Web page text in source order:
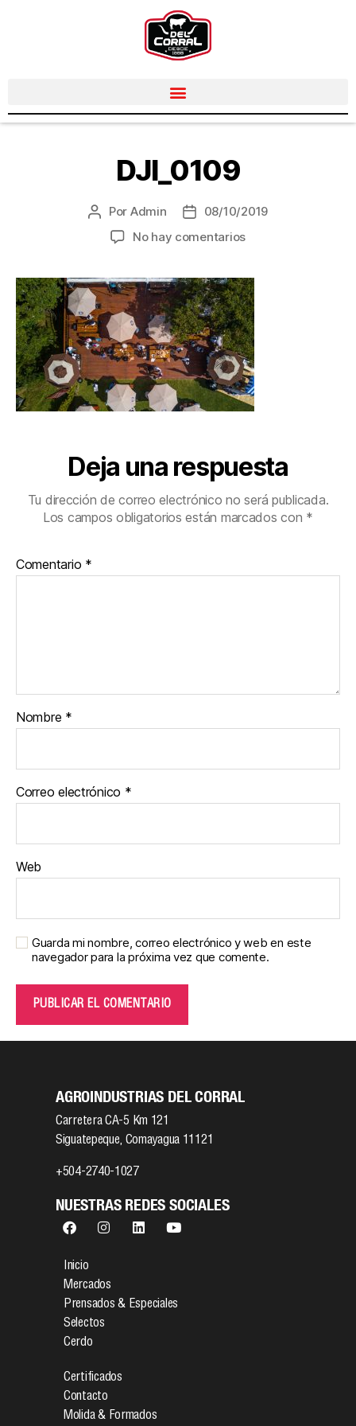
DJI_0109
Por Admin
08/10/2019
No hay comentarios
Deja una respuesta
Tu dirección de correo electrónico no será publicada.
Los campos obligatorios están marcados con *
Comentario *
Nombre *
Correo electrónico *
Web
Guarda mi nombre, correo electrónico y web en este
navegador para la próxima vez que comente.
AGROINDUSTRIAS DEL CORRAL
Carretera CA-5 Km 121
Siguatepeque, Comayagua 11121
+504-2740-1027
NUESTRAS REDES SOCIALES
Inicio
Mercados
Prensados & Especiales
Selectos
Cerdo
Certificados
Contacto
Molida & Formados